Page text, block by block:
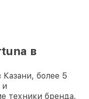
в
более 5
и
техники бренда.